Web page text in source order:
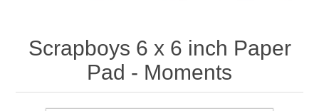
60 bij 40 cm
Inkt
Inkleuren
Distress
Ranger
Art Journal 2024
Scrapboys 6 x 6 inch Paper
Pad - Moments